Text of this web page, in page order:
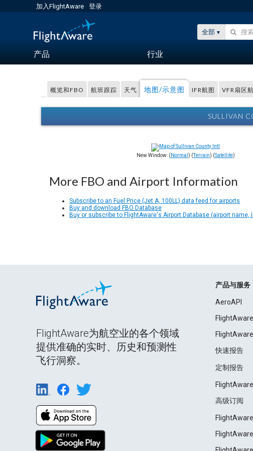
加入FlightAware 登录
全部
产品 行业
概览和FBO 航班跟踪 天气 地图/示意图 IFR航图 VFR扇区
SULLIVAN
New Window: ( Normal ) (Terrain) (Satellite)
More FBO and Airport Information
Subscribe to an Fuel Price (Jet A, 100LL) data feed for airports
Buy and download FBO Database
Buy or subscribe to FlightAware's Airport Database (airport name,
FlightAware为航空业的各个领域
提供准确的实时、历史和预测性
飞行洞察。
产品与服务
AeroAPI
快速报告
定制报告
高级订阅